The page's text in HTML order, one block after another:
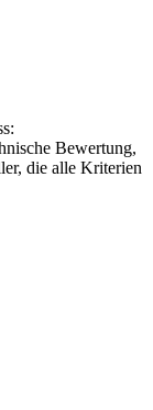
Bewertung,
die alle Kriterien